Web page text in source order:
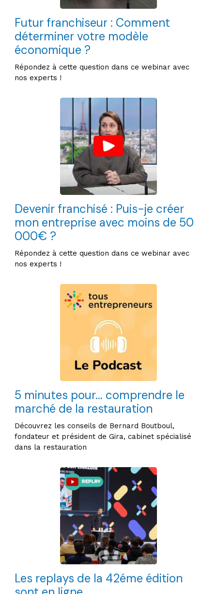
Futur franchiseur : Comment
déterminer votre modèle
économique ?
Répondez à cette question dans ce webinar avec
nos experts !
Devenir franchisé : Puis-je créer
mon entreprise avec moins de 50
000€ ?
Répondez à cette question dans ce webinar avec
nos experts !
5 minutes pour... comprendre le
marché de la restauration
Découvrez les conseils de Bernard Boutboul,
fondateur et président de Gira, cabinet spécialisé
dans la restauration
Les replays de la 42éme édition